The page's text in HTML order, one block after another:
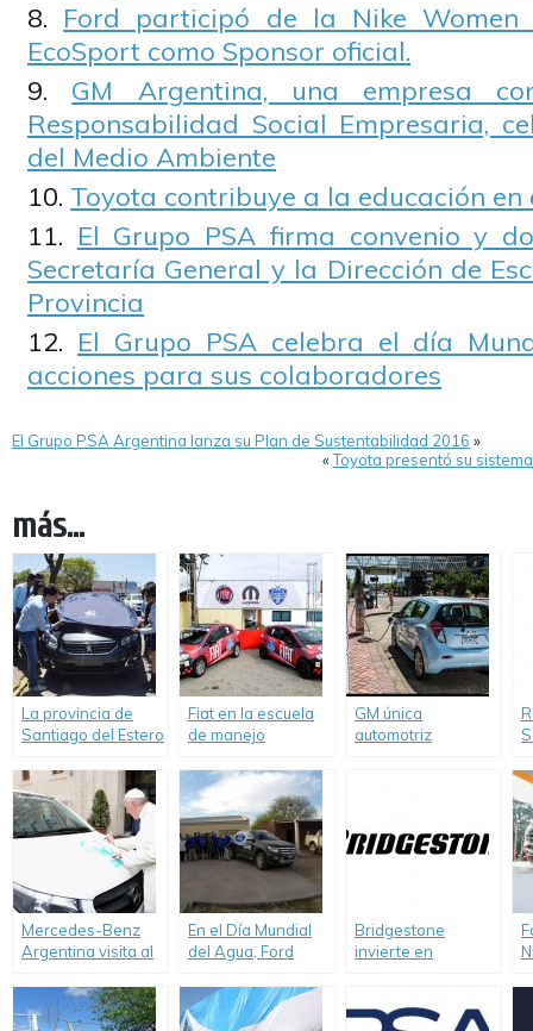
Ford participó de la Nike
EcoSport como Sponsor oficial.
GM Argentina, una empresa
Responsabilidad Social Empresaria,
del Medio Ambiente
Toyota contribuye a la educación en
El Grupo PSA firma convenio y
Secretaría General y la Dirección de
Provincia
El Grupo PSA celebra el día
acciones para sus colaboradores
El Grupo PSA Argentina lanza su Plan de Sustentabilidad 2016 »
«Toyota presentó su
más...
La provincia de
Santiago del Estero
de los 31 vehículos
donados por PSA
Peugeot Citroën
Argentina a
instituciones
técnicas de todo el
país.
Fiat en la escuela
de manejo
Experience”.
GM única
automotriz
Mercedes-Benz
Argentina visita al
la primera Vito
Argentina para
En el Día Mundial
del Agua, Ford
compromiso con
quienes más la
Bridgestone
invierte en